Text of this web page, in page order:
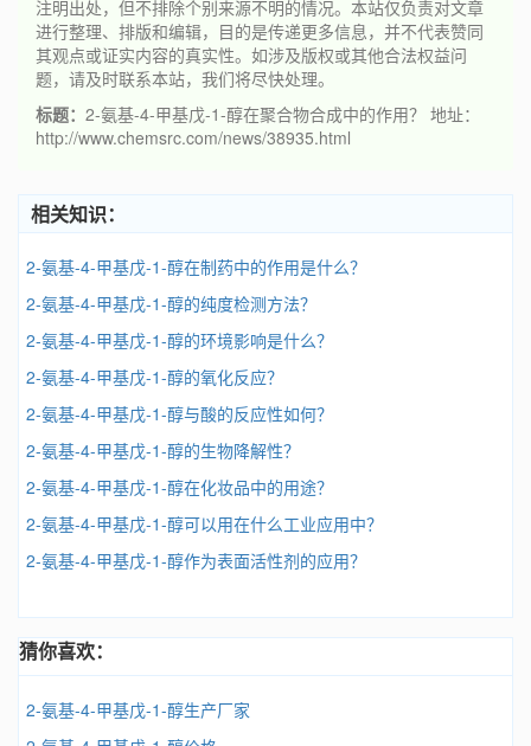
注明出处，但不排除个别来源不明的情况。本站仅负责对文章
进行整理、排版和编辑，目的是传递更多信息，并不代表赞同
其观点或证实内容的真实性。如涉及版权或其他合法权益问
题，请及时联系本站，我们将尽快处理。
标题： 2-氨基-4-甲基戊-1-醇在聚合物合成中的作用？ 地址：
http://www.chemsrc.com/news/38935.html
相关知识：
2-氨基-4-甲基戊-1-醇在制药中的作用是什么？
2-氨基-4-甲基戊-1-醇的纯度检测方法？
2-氨基-4-甲基戊-1-醇的环境影响是什么？
2-氨基-4-甲基戊-1-醇的氧化反应？
2-氨基-4-甲基戊-1-醇与酸的反应性如何？
2-氨基-4-甲基戊-1-醇的生物降解性？
2-氨基-4-甲基戊-1-醇在化妆品中的用途？
2-氨基-4-甲基戊-1-醇可以用在什么工业应用中？
2-氨基-4-甲基戊-1-醇作为表面活性剂的应用？
猜你喜欢：
2-氨基-4-甲基戊-1-醇生产厂家